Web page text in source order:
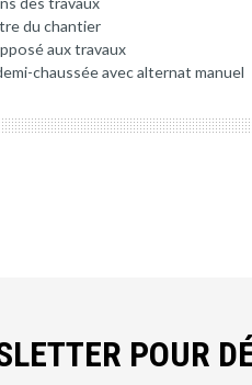
du chantier
aux travaux
chaussée avec alternat manuel
POUR